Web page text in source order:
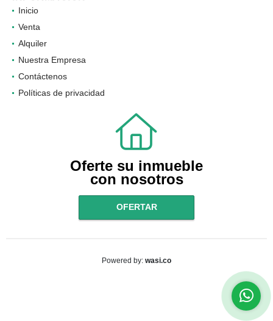
Inicio
Venta
Alquiler
Nuestra Empresa
Contáctenos
Políticas de privacidad
Oferte su inmueble
con nosotros
OFERTAR
Powered by: wasi.co